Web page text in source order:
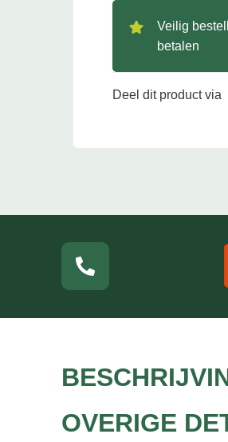
Veilig
betalen
Deel dit product via
OVERIGE